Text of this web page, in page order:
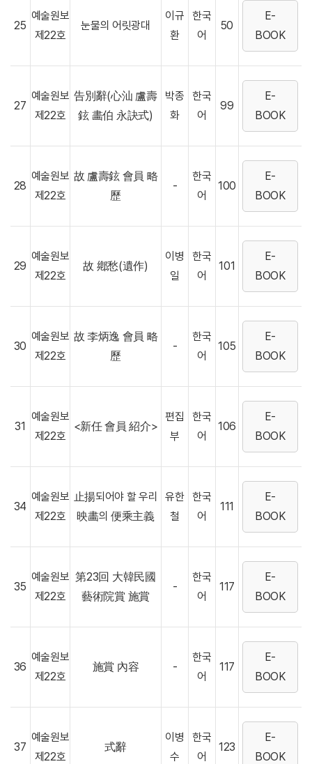
25
예술원보
제22호
눈물의 어릿광대
이규
환
한국
어
50
E-
BOOK
27
예술원보
제22호
告別辭(心汕 盧壽
鉉 畵伯 永訣式)
박종
화
한국
어
99
E-
BOOK
28
예술원보
제22호
故 盧壽鉉 會員 略
歷
-
한국
어
100
E-
BOOK
29
예술원보
제22호
故 鄕愁(遺作)
이병
일
한국
어
101
E-
BOOK
30
예술원보
제22호
故 李炳逸 會員 略
歷
-
한국
어
105
E-
BOOK
31
예술원보
제22호
<新任 會員 紹介>
편집
부
한국
어
106
E-
BOOK
34
예술원보
제22호
止揚되어야 할 우리
映畵의 便乘主義
유한
철
한국
어
111
E-
BOOK
35
예술원보
제22호
第23回 大韓民國
藝術院賞 施賞
-
한국
어
117
E-
BOOK
36
예술원보
제22호
施賞 內容 -
한국
어
117
E-
BOOK
37
예술원보
제22호
式辭
이병
수
한국
어
123
E-
BOOK